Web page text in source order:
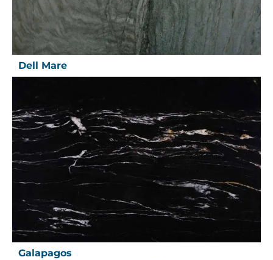
Dell Mare
Galapagos